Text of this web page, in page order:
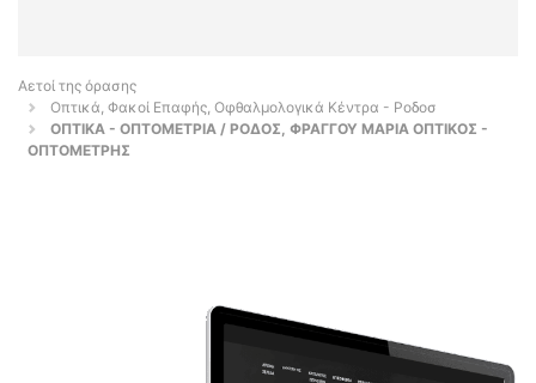
Αετοί της όρασης
Οπτικά, Φακοί Επαφής, Οφθαλμολογικά Κέντρα - Ροδοσ
ΟΠΤΙΚΑ - ΟΠΤΟΜΕΤΡΙΑ / ΡΟΔΟΣ, ΦΡΑΓΓΟΥ ΜΑΡΙΑ ΟΠΤΙΚΟΣ -
ΟΠΤΟΜΕΤΡΗΣ